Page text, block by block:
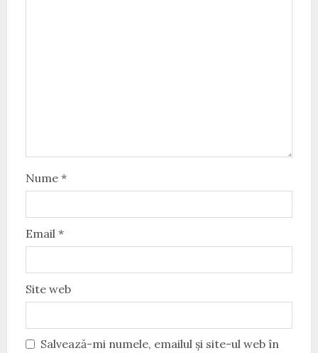
Nume *
Email *
Site web
Salvează-mi numele, emailul și site-ul web în